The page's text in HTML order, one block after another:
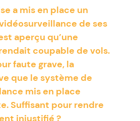
a mis en place un
de ses
aperçu qu’une
coupable de vols.
faute grave, la
que le système de
mis en place
Suffisant pour rendre
injustifié ?